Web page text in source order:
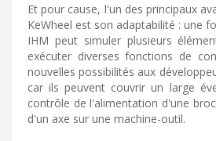
Et pour cause, l'un des principaux
KeWheel est son adaptabilité : une
IHM peut simuler plusieurs
exécuter diverses fonctions de
nouvelles possibilités aux
car ils peuvent couvrir un large
contrôle de l'alimentation d'une
d'un axe sur une machine-outil.